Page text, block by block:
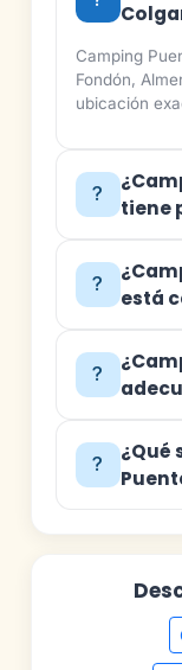
Camping
Fondón,
ubicación
tiene
está
¿Qué